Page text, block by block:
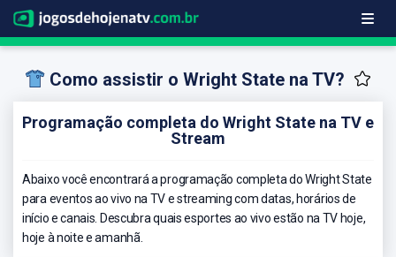
Como assistir o Wright State na TV?
Programação completa do Wright State na TV e
Stream
Abaixo você encontrará a programação completa do Wright State
para eventos ao vivo na TV e streaming com datas, horários de
início e canais. Descubra quais esportes ao vivo estão na TV hoje,
hoje à noite e amanhã.